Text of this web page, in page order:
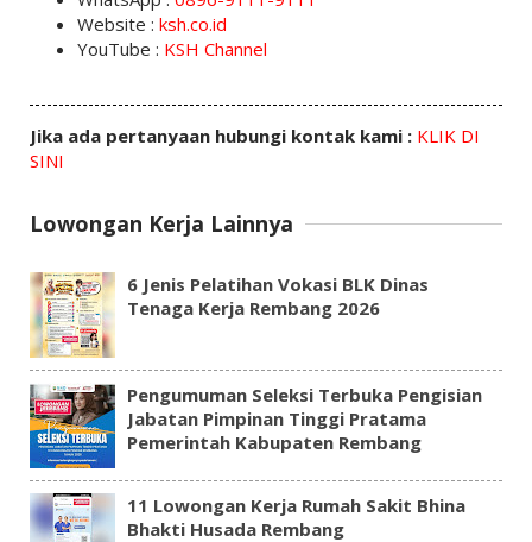
Website : ksh.co.id
YouTube : KSH Channel
Jika ada pertanyaan hubungi kontak kami : KLIK DI
SINI
Lowongan Kerja Lainnya
6 Jenis Pelatihan Vokasi BLK Dinas
Tenaga Kerja Rembang 2026
Pengumuman Seleksi Terbuka Pengisian
Jabatan Pimpinan Tinggi Pratama
Pemerintah Kabupaten Rembang
11 Lowongan Kerja Rumah Sakit Bhina
Bhakti Husada Rembang